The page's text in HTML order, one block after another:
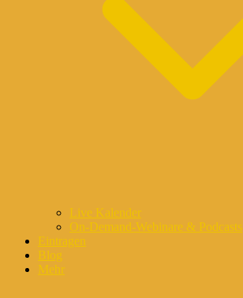
Live Kalender
On-Demand-Webinare & Podcasts
Eintragen
Blog
Mehr